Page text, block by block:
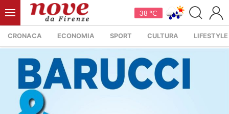
38 °C
CRONACA ECONOMIA SPORT CULTURA LIFESTYLE